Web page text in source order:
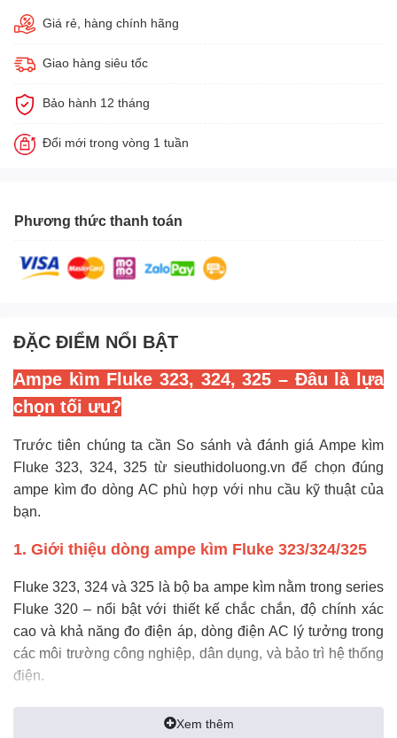
Giá rẻ, hàng chính hãng
Giao hàng siêu tốc
Bảo hành 12 tháng
Đổi mới trong vòng 1 tuần
Phương thức thanh toán
ĐẶC ĐIỂM NỔI BẬT
Ampe kìm Fluke 323, 324, 325 – Đâu là lựa
chọn tối ưu?
Trước tiên chúng ta cần So sánh và đánh giá Ampe kìm
Fluke 323, 324, 325 từ sieuthidoluong.vn để chọn đúng
ampe kìm đo dòng AC phù hợp với nhu cầu kỹ thuật của
bạn.
1. Giới thiệu dòng ampe kìm Fluke 323/324/325
Fluke 323, 324 và 325 là bộ ba ampe kìm nằm trong series
Fluke 320 – nổi bật với thiết kế chắc chắn, độ chính xác
cao và khả năng đo điện áp, dòng điện AC lý tưởng trong
các môi trường công nghiệp, dân dụng, và bảo trì hệ thống
điện.
Sự khác biệt giữa ba model này giúp người dùng linh hoạt
lựa chọn tùy theo nhu cầu từ cơ bản đến nâng cao.
Xem thêm